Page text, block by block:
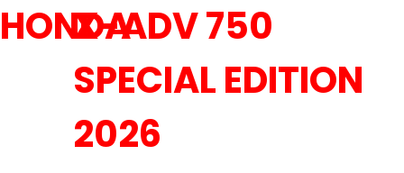
HONDAX-ADV 750
SPECIAL EDITION
2026